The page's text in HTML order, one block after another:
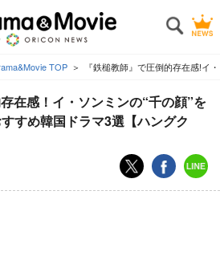
TOP 『鉄槌教師』で圧倒的存在感!イ
在感！イ・ソンミンの“千の顔”を
すめ韓国ドラマ3選【ハングク